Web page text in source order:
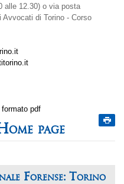
alle 12.30) o via posta
Avvocati di Torino - Corso
formato pdf
page
Forense: Torino